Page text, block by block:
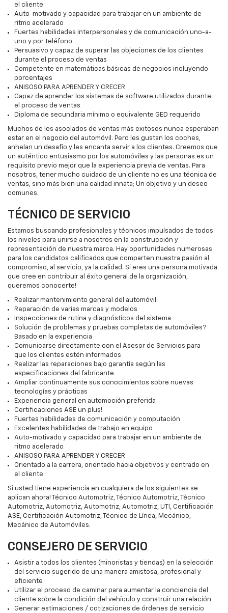
el cliente
Auto-motivado y capacidad para trabajar en un ambiente de
ritmo acelerado
Fuertes habilidades interpersonales y de comunicación uno-a-
uno y por teléfono
Persuasivo y capaz de superar las objeciones de los clientes
durante el proceso de ventas
Competente en matemáticas básicas de negocios incluyendo
porcentajes
ANISOSO PARA APRENDER Y CRECER
Capaz de aprender los sistemas de software utilizados durante
el proceso de ventas
Diploma de secundaria mínimo o equivalente GED requerido
Muchos de los asociados de ventas más exitosos nunca esperaban
estar en el negocio del automóvil. Pero les gustan los coches,
anhelan un desafío y les encanta servir a los clientes. Creemos que
un auténtico entusiasmo por los automóviles y las personas es un
requisito previo mejor que la experiencia previa de ventas. Para
nosotros, tener mucho cuidado de un cliente no es una técnica de
ventas, sino más bien una calidad innata; Un objetivo y un deseo
comunes.
TÉCNICO DE SERVICIO
Estamos buscando profesionales y técnicos impulsados de todos
los niveles para unirse a nosotros en la construcción y
representación de nuestra marca. Hay oportunidades numerosas
para los candidatos calificados que comparten nuestra pasión al
compromiso, al servicio, ya la calidad. Si eres una persona motivada
que cree en contribuir al éxito general de la organización,
queremos conocerte!
Realizar mantenimiento general del automóvil
Reparación de varias marcas y modelos
Inspecciones de rutina y diagnósticos del sistema
Solución de problemas y pruebas completas de automóviles?
Basado en la experiencia
Comunicarse directamente con el Asesor de Servicios para
que los clientes estén informados
Realizar las reparaciones bajo garantía según las
especificaciones del fabricante
Ampliar continuamente sus conocimientos sobre nuevas
tecnologías y prácticas
Experiencia general en automoción preferida
Certificaciones ASE un plus!
Fuertes habilidades de comunicación y computación
Excelentes habilidades de trabajo en equipo
Auto-motivado y capacidad para trabajar en un ambiente de
ritmo acelerado
ANISOSO PARA APRENDER Y CRECER
Orientado a la carrera, orientado hacia objetivos y centrado en
el cliente
Si usted tiene experiencia en cualquiera de los siguientes se
aplican ahora! Técnico Automotriz, Técnico Automotriz, Técnico
Automotriz, Automotriz, Automotriz, Automotriz, UTI, Certificación
ASE, Certificación Automotriz, Técnico de Línea, Mecánico,
Mecánico de Automóviles.
CONSEJERO DE SERVICIO
Asistir a todos los clientes (minoristas y tiendas) en la selección
del servicio sugerido de una manera amistosa, profesional y
eficiente
Utilizar el proceso de caminar para aumentar la conciencia del
cliente sobre la condición del vehículo y construir una relación
Generar estimaciones / cotizaciones de órdenes de servicio